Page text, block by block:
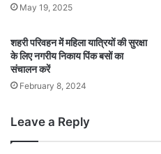
May 19, 2025
शहरी परिवहन में महिला यात्रियों की सुरक्षा
के लिए नगरीय निकाय पिंक बसों का
संचालन करें
February 8, 2024
Leave a Reply